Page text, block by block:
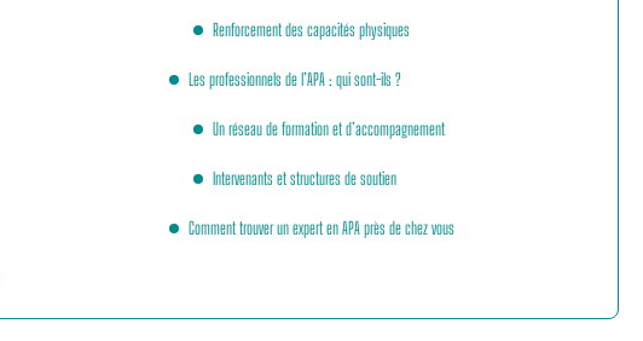
Renforcement des capacités physiques
Les professionnels de l’APA : qui sont-ils ?
Un réseau de formation et d’accompagnement
Intervenants et structures de soutien
Comment trouver un expert en APA près de chez vous